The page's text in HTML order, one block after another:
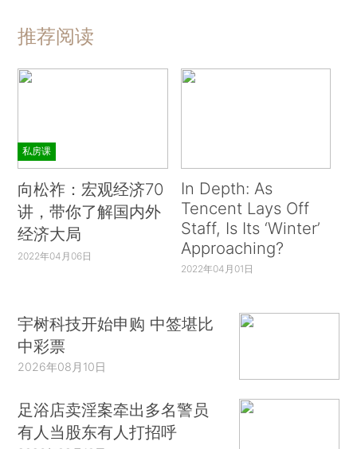
推荐阅读
私房课
向松祚：宏观经济70
讲，带你了解国内外
经济大局
2022年04月06日
In Depth: As
Tencent Lays Off
Staff, Is Its ‘Winter’
Approaching?
2022年04月01日
宇树科技开始申购 中签堪比
中彩票
2026年08月10日
足浴店卖淫案牵出多名警员
有人当股东有人打招呼